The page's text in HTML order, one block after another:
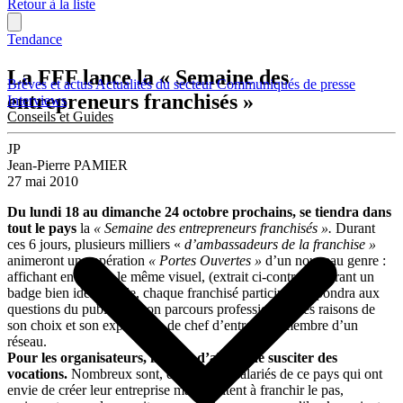
Brèves et actusActualités du secteurCommuniqués de presse
Interviews
Conseils et Guides
Retour à la liste
Tendance
La FFF lance la « Semaine des
entrepreneurs franchisés »
JP
Jean-Pierre PAMIER
27 mai 2010
Du lundi 18 au dimanche 24 octobre prochains, se tiendra dans
tout le pays la « Semaine des entrepreneurs franchisés ». Durant
ces 6 jours, plusieurs milliers « d’ambassadeurs de la franchise »
animeront une opération « Portes Ouvertes » d’un nouveau genre :
affichant en vitrine le même visuel, (extrait ci-contre) arborant un
badge bien identifiable, chaque franchisé participant répondra aux
questions du public sur son parcours professionnel, les raisons de
son choix et son expérience de chef d’entreprise membre d’un
réseau.
Pour les organisateurs, il s’agit d’abord de susciter des
vocations. Nombreux sont, en effet, les salariés de ce pays qui ont
envie de créer leur entreprise mais hésitent à franchir le pas,